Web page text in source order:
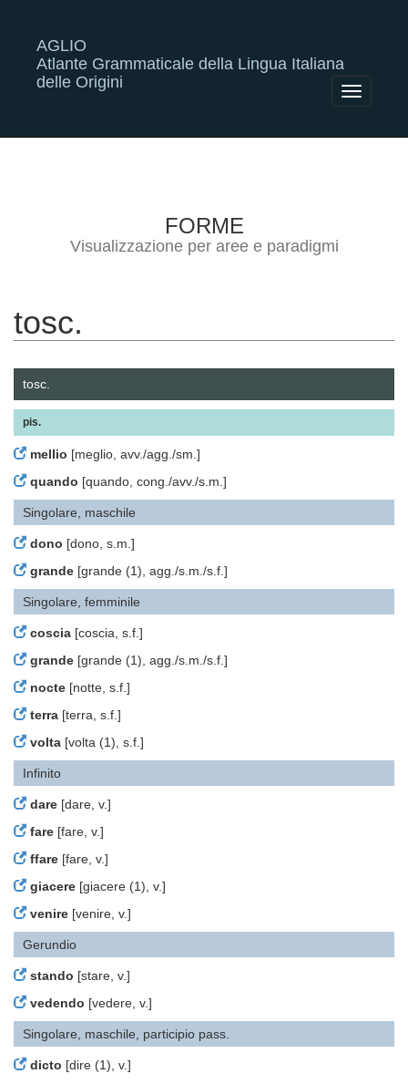
AGLIO
Atlante Grammaticale della Lingua Italiana
delle Origini
Toggle
FORME
Visualizzazione per aree e paradigmi
tosc.
tosc.
pis.
mellio [meglio, avv./agg./sm.]
quando [quando, cong./avv./s.m.]
Singolare, maschile
dono [dono, s.m.]
grande [grande (1), agg./s.m./s.f.]
Singolare, femminile
coscia [coscia, s.f.]
grande [grande (1), agg./s.m./s.f.]
nocte [notte, s.f.]
terra [terra, s.f.]
volta [volta (1), s.f.]
Infinito
dare [dare, v.]
fare [fare, v.]
ffare [fare, v.]
giacere [giacere (1), v.]
venire [venire, v.]
Gerundio
stando [stare, v.]
vedendo [vedere, v.]
Singolare, maschile, participio pass.
dicto [dire (1), v.]